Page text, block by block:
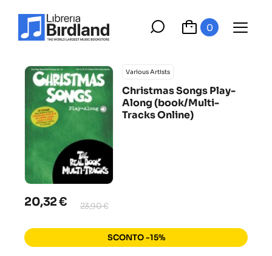
0
Various Artists
Christmas Songs Play-
Along (book/Multi-
Tracks Online)
20,32 € 23,90 €
SCONTO -15%